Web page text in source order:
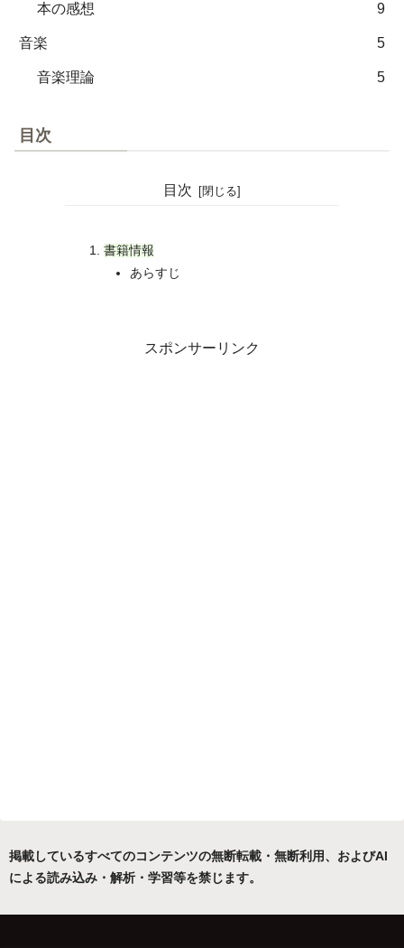
本の感想 9
音楽 5
音楽理論 5
目次
目次
書籍情報
あらすじ
スポンサーリンク
掲載しているすべてのコンテンツの無断転載・無断利用、およびAI
による読み込み・解析・学習等を禁じます。